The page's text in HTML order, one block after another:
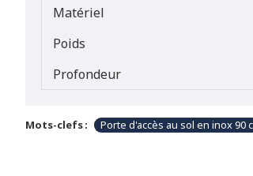
Matériel
Poids
Profondeur
Mots-clefs : Porte d'accès au sol en inox 90